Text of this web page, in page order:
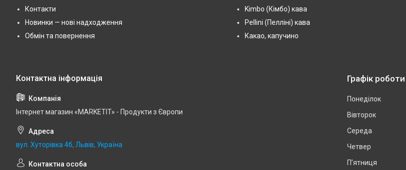
Контакти
Новинки — нові надходження
Обмін та повернення
Kimbo (Кімбо) кава
Pellini (Пелліні) кава
Какао, капучино
Інтернет магазин «MARKETIT» - Продукти з Європи
вул. Хуторівка 4б, Львів, Україна
Графік роботи
Понеділок
Вівторок
Середа
Четвер
Пʼятниця